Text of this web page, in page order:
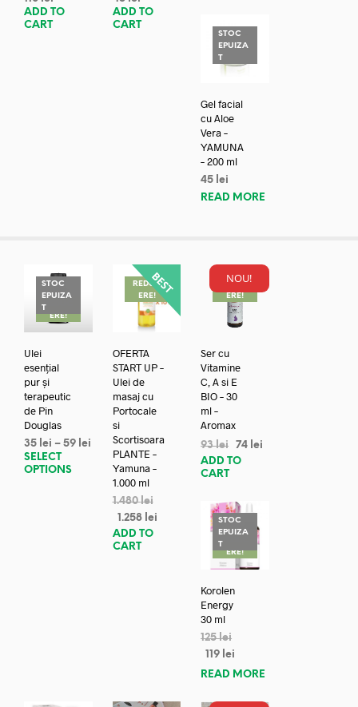
ADD TO
CART
ADD TO
CART
STOC
EPUIZA
T
Gel facial
cu Aloe
Vera –
YAMUNA
– 200 ml
45 lei
READ MORE
STOC
EPUIZA
TREDUC
ERE!
Ulei
esențial
pur și
terapeutic
de Pin
Douglas
35 lei – 59 lei
SELECT
OPTIONS
REDUC
ERE!
OFERTA
START UP –
Ulei de
masaj cu
Portocale
si
Scortisoara
PLANTE –
Yamuna –
1.000 ml
1.480lei
1.258 lei
ADD TO
CART
NOU!
REDUC
ERE!
Ser cu
Vitamine
C, A si E
BIO – 30
ml –
Aromax
93lei 74 lei
ADD TO
CART
STOC
EPUIZA
TREDUC
ERE!
Korolen
Energy
30 ml
125lei
119 lei
READ MORE